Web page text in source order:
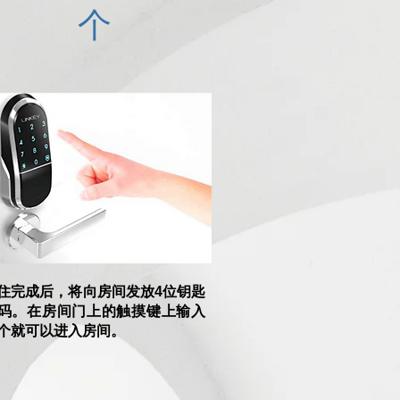
个
完成后，将向房间发放4位钥匙
。在房间门上的触摸键上输入
就可以进入房间。